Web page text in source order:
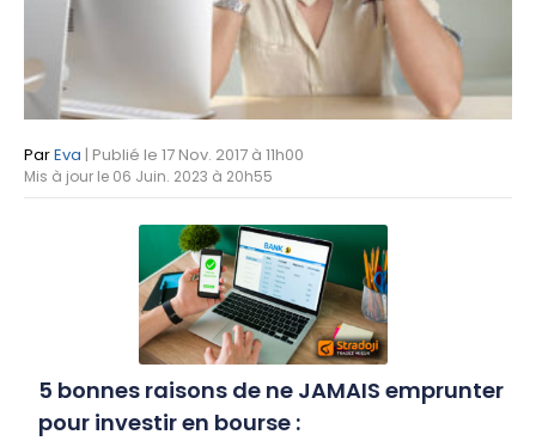
ParEva | Publié le 17 Nov. 2017 à 11h00
Mis à jour le 06 Juin. 2023 à 20h55
5 bonnes raisons de ne JAMAIS emprunter
pour investir en bourse :